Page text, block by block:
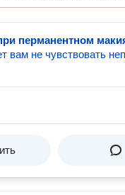
перманентном
вам не чувствовать